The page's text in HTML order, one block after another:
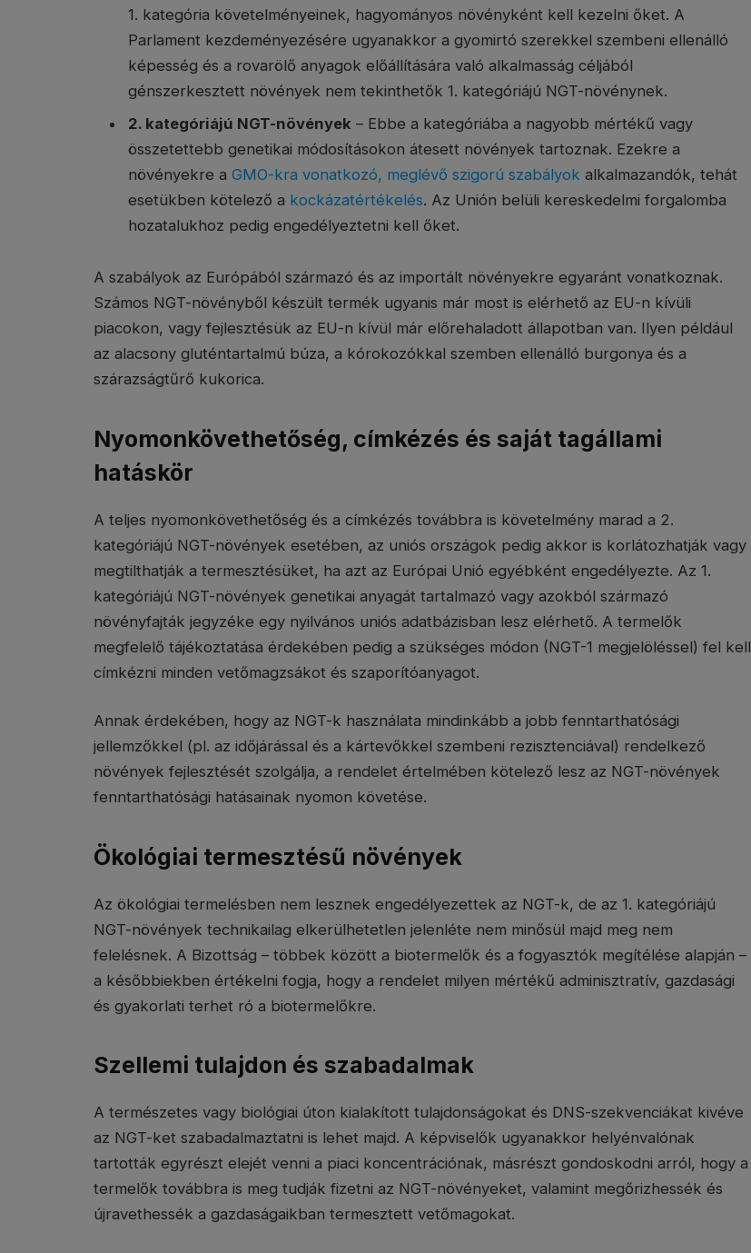
1. kategória követelményeinek, hagyományos növényként kell kezelni őket. A
Parlament kezdeményezésére ugyanakkor a gyomirtó szerekkel szembeni ellenálló
képesség és a rovarölő anyagok előállítására való alkalmasság céljából
génszerkesztett növények nem tekinthetők 1. kategóriájú NGT-növénynek.
2. kategóriájú NGT-növények – Ebbe a kategóriába a nagyobb mértékű vagy
összetettebb genetikai módosításokon átesett növények tartoznak. Ezekre a
növényekre a GMO-kra vonatkozó, meglévő szigorú szabályok alkalmazandók, tehát
esetükben kötelező a kockázatértékelés. Az Unión belüli kereskedelmi forgalomba
hozatalukhoz pedig engedélyeztetni kell őket.
A szabályok az Európából származó és az importált növényekre egyaránt vonatkoznak.
Számos NGT-növényből készült termék ugyanis már most is elérhető az EU-n kívüli
piacokon, vagy fejlesztésük az EU-n kívül már előrehaladott állapotban van. Ilyen például
az alacsony gluténtartalmú búza, a kórokozókkal szemben ellenálló burgonya és a
szárazságtűrő kukorica.
Nyomonkövethetőség, címkézés és saját tagállami
hatáskör
A teljes nyomonkövethetőség és a címkézés továbbra is követelmény marad a 2.
kategóriájú NGT-növények esetében, az uniós országok pedig akkor is korlátozhatják vagy
megtilthatják a termesztésüket, ha azt az Európai Unió egyébként engedélyezte. Az 1.
kategóriájú NGT-növények genetikai anyagát tartalmazó vagy azokból származó
növényfajták jegyzéke egy nyilvános uniós adatbázisban lesz elérhető. A termelők
megfelelő tájékoztatása érdekében pedig a szükséges módon (NGT-1 megjelöléssel) fel kell
címkézni minden vetőmagzsákot és szaporítóanyagot.
Annak érdekében, hogy az NGT-k használata mindinkább a jobb fenntarthatósági
jellemzőkkel (pl. az időjárással és a kártevőkkel szembeni rezisztenciával) rendelkező
növények fejlesztését szolgálja, a rendelet értelmében kötelező lesz az NGT-növények
fenntarthatósági hatásainak nyomon követése.
Ökológiai termesztésű növények
Az ökológiai termelésben nem lesznek engedélyezettek az NGT-k, de az 1. kategóriájú
NGT-növények technikailag elkerülhetetlen jelenléte nem minősül majd meg nem
felelésnek. A Bizottság – többek között a biotermelők és a fogyasztók megítélése alapján –
a későbbiekben értékelni fogja, hogy a rendelet milyen mértékű adminisztratív, gazdasági
és gyakorlati terhet ró a biotermelőkre.
Szellemi tulajdon és szabadalmak
A természetes vagy biológiai úton kialakított tulajdonságokat és DNS-szekvenciákat kivéve
az NGT-ket szabadalmaztatni is lehet majd. A képviselők ugyanakkor helyénvalónak
tartották egyrészt elejét venni a piaci koncentrációnak, másrészt gondoskodni arról, hogy a
termelők továbbra is meg tudják fizetni az NGT-növényeket, valamint megőrizhessék és
újravethessék a gazdaságaikban termesztett vetőmagokat.